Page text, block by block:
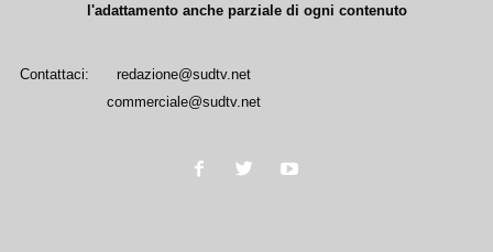
l'adattamento anche parziale di ogni contenuto
Contattaci:
redazione@sudtv.net
commerciale@sudtv.net